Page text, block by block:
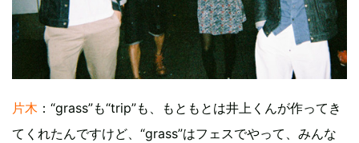
片木 ：“grass”も“trip”も、もともとは井上くんが作ってき
てくれたんですけど、“grass”はフェスでやって、みんな